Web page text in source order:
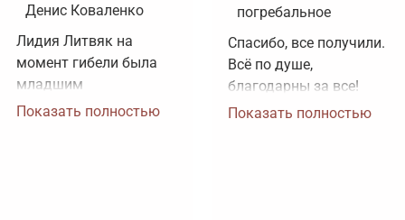
Денис Коваленко
Лидия Литвяк на
момент гибели была
младшим
лейтенантом.
Показать полностью
погребальное
Спасибо, все получили.
Всё по душе,
благодарны за все!
Показать полностью